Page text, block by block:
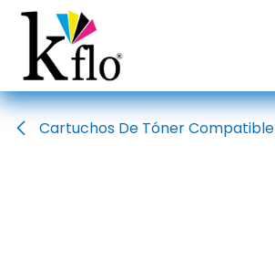
Ir al contenido
Cartuchos De Tóner Compatible